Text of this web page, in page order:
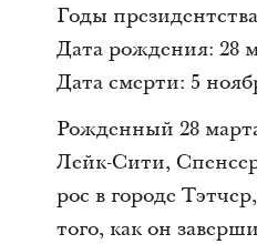
Годы
Дата рождения: 28
Дата смерти: 5
Рожденный 28
Лейк-Сити,
рос в городе
того, как он